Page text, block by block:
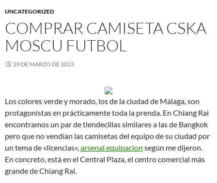
UNCATEGORIZED
COMPRAR CAMISETA CSKA
MOSCU FUTBOL
29 DE MARZO DE 2023
Los colores verde y morado, los de la ciudad de Málaga, son
protagonistas en prácticamente toda la prenda. En Chiang Rai
encontramos un par de tiendecillas similares a las de Bangkok
pero que no vendían las camisetas del equipo de su ciudad por
un tema de «licencias»,arsenal equipacion según me dijeron.
En concreto, está en el Central Plaza, el centro comercial más
grande de Chiang Rai.